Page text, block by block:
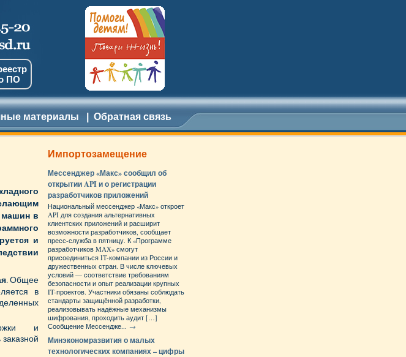
ПО
материалы Обратная связь
машин в
и
. Общее
в
и
Импортозамещение
Мессенджер «Макс» сообщил об
открытии API и о регистрации
разработчиков приложений
Национальный мессенджер «Макс» откроет
API для создания альтернативных
клиентских приложений и расширит
возможности разработчиков, сообщает
пресс-служба в пятницу. К «Программе
разработчиков MAX» смогут
присоединиться IT-компании из России и
дружественных стран. В числе ключевых
условий — соответствие требованиям
безопасности и опыт реализации крупных
IT-проектов. Участники обязаны соблюдать
стандарты защищённой разработки,
реализовывать надёжные механизмы
шифрования, проходить аудит […]
Сообщение Мессендже... →
Минэкономразвития о малых
технологических компаниях – цифры